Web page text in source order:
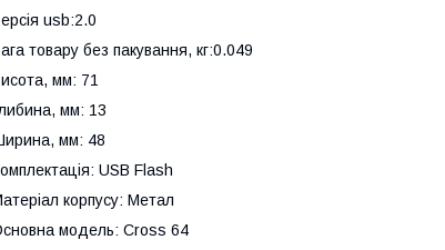
usb:2.0
товару без пакування, кг:0.049
мм: 71
мм: 13
мм: 48
USB Flash
корпусу: Метал
модель: Cross 64